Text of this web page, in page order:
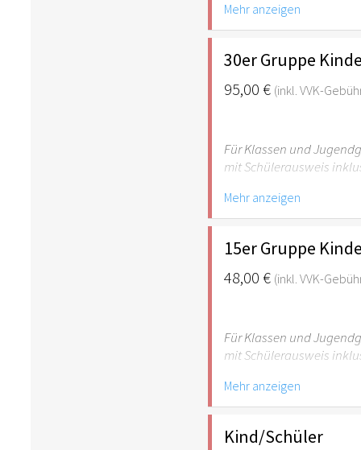
empfehlenswert.
Mehr anzeigen
30er Gruppe
95,00 € (inkl. VVK-
Für Klassen und
mit Schülerausweis
Hinweis: Für Kinder
empfehlenswert.
Mehr anzeigen
15er Gruppe
48,00 € (inkl. VVK-
Für Klassen und
mit Schülerausweis
Hinweis: Für Kinder
empfehlenswert.
Mehr anzeigen
Kind/Schüler